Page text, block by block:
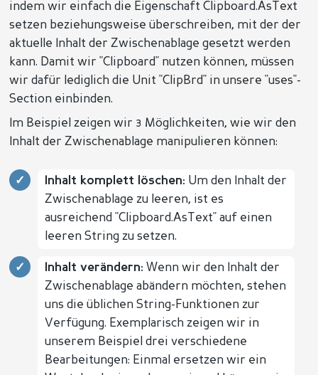
indem wir einfach die Eigenschaft Clipboard.AsText
setzen beziehungsweise überschreiben, mit der der
aktuelle Inhalt der Zwischenablage gesetzt werden
kann. Damit wir "Clipboard" nutzen können, müssen
wir dafür lediglich die Unit "ClipBrd" in unsere "uses"-
Section einbinden.
Im Beispiel zeigen wir 3 Möglichkeiten, wie wir den
Inhalt der Zwischenablage manipulieren können:
Inhalt komplett löschen: Um den Inhalt der
Zwischenablage zu leeren, ist es
ausreichend "Clipboard.AsText" auf einen
leeren String zu setzen.
Inhalt verändern: Wenn wir den Inhalt der
Zwischenablage abändern möchten, stehen
uns die üblichen String-Funktionen zur
Verfügung. Exemplarisch zeigen wir in
unserem Beispiel drei verschiedene
Bearbeitungen: Einmal ersetzen wir ein